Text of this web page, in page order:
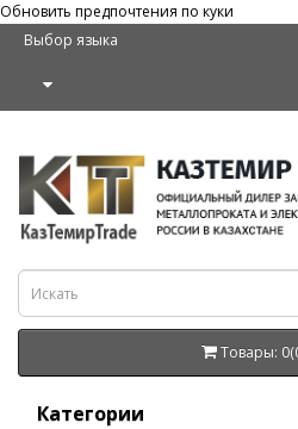
Обновить предпочтения по куки
Выбор языка
Товары:
Категории